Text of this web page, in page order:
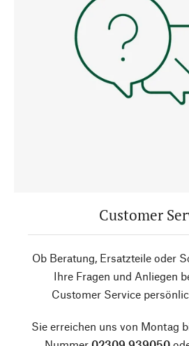
Customer
Ob Beratung, Ersatzteile oder
Ihre Fragen und Anliegen
Customer Service
Sie erreichen uns von Montag